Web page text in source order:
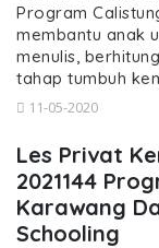
Program
membantu anak
menulis,
tahap tumbuh
11-05-2020
Les Privat
2021144
Karawang
Schooling